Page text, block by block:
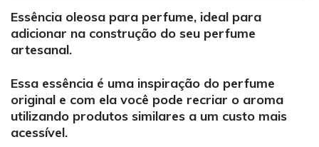
Essência oleosa para perfume, ideal para
adicionar na construção do seu perfume
artesanal.
Essa essência é uma inspiração do perfume
original e com ela você pode recriar o aroma
utilizando produtos similares a um custo mais
acessível.